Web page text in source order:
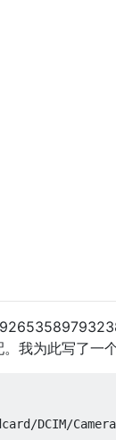
我为此写了一
DCIM/Camera